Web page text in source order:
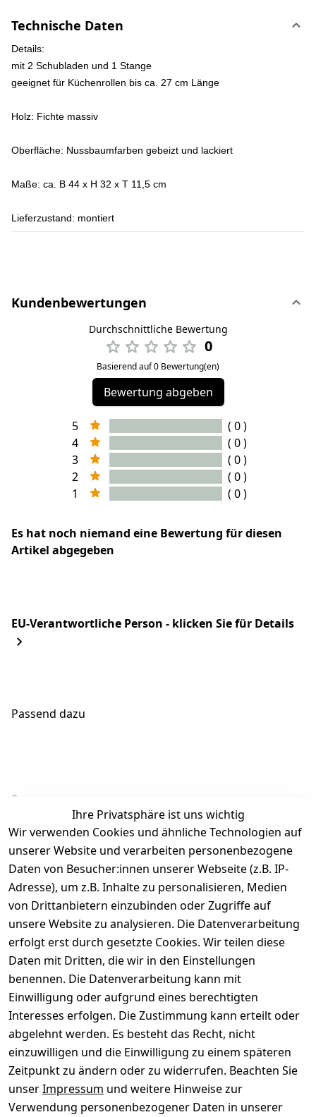
Technische Daten
Details:
mit 2 Schubladen und 1 Stange
geeignet für Küchenrollen bis ca. 27 cm Länge
Holz: Fichte massiv
Oberfläche: Nussbaumfarben gebeizt und lackiert
Maße: ca. B 44 x H 32 x T 11,5 cm
Lieferzustand: montiert
Kundenbewertungen
Durchschnittliche Bewertung
0
Basierend auf 0 Bewertung(en)
Bewertung abgeben
5
( 0 )
4
( 0 )
3
( 0 )
2
( 0 )
1
( 0 )
Es hat noch niemand eine Bewertung für diesen
Artikel abgegeben
EU-Verantwortliche Person - klicken Sie für Details
Passend dazu
Ähnliche Produkte
Ihre Privatsphäre ist uns wichtig
Wir verwenden Cookies und ähnliche Technologien auf
unserer Website und verarbeiten personenbezogene
Daten von Besucher:innen unserer Webseite (z.B. IP-
Adresse), um z.B. Inhalte zu personalisieren, Medien
von Drittanbietern einzubinden oder Zugriffe auf
unsere Website zu analysieren. Die Datenverarbeitung
erfolgt erst durch gesetzte Cookies. Wir teilen diese
Daten mit Dritten, die wir in den Einstellungen
benennen. Die Datenverarbeitung kann mit
Einwilligung oder aufgrund eines berechtigten
Interesses erfolgen. Die Zustimmung kann erteilt oder
abgelehnt werden. Es besteht das Recht, nicht
einzuwilligen und die Einwilligung zu einem späteren
Zeitpunkt zu ändern oder zu widerrufen. Beachten Sie
unserImpressum und weitere Hinweise zur
Verwendung personenbezogener Daten in unserer
Rechtliches
AGB
Impressum
Datenschutze
rklärung
Barrierefreihe
itserklärung
Widerrufsrec
ht
Über uns
Kontakt
Registrieren
Kataloge zum
Download
Pflege &
Kundendienst
Kiefermöbel
Hilfe
Wir
versenden
mit
Zahle
bequem per